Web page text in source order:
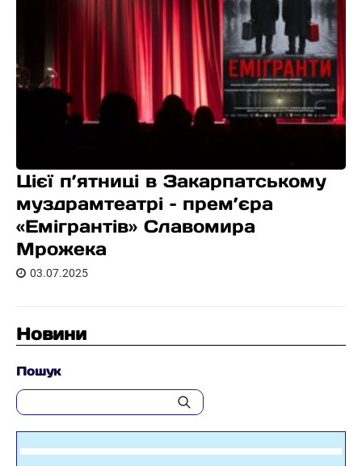
Цієї п’ятниці в Закарпатському
муздрамтеатрі – прем’єра
«Емігрантів» Славомира
Мрожека
03.07.2025
Новини
Пошук